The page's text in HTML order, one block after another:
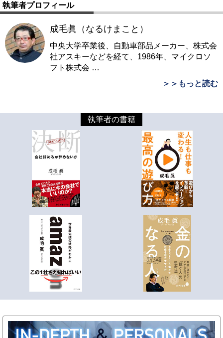
執筆者プロフィール
成毛眞（なるけまこと）
中央大学卒業後、自動車部品メーカー、株式会
社アスキーなどを経て、1986年、マイクロソ
フト株式会 …
＞＞もっと読む
執筆者の書籍